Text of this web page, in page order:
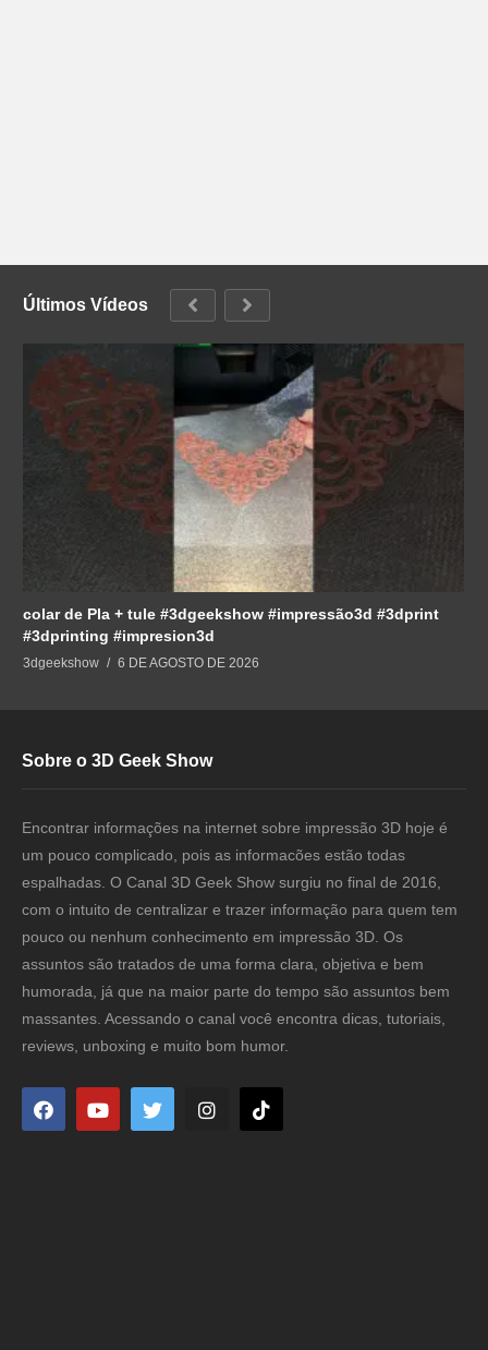
Últimos Vídeos
colar de Pla + tule #3dgeekshow #impressão3d #3dprint
#3dprinting #impresion3d
3dgeekshow 6 DE AGOSTO DE 2026
Sobre o 3D Geek Show
Encontrar informações na internet sobre impressão 3D hoje é
um pouco complicado, pois as informacões estão todas
espalhadas. O Canal 3D Geek Show surgiu no final de 2016,
com o intuito de centralizar e trazer informação para quem tem
pouco ou nenhum conhecimento em impressão 3D. Os
assuntos são tratados de uma forma clara, objetiva e bem
humorada, já que na maior parte do tempo são assuntos bem
massantes. Acessando o canal você encontra dicas, tutoriais,
reviews, unboxing e muito bom humor.